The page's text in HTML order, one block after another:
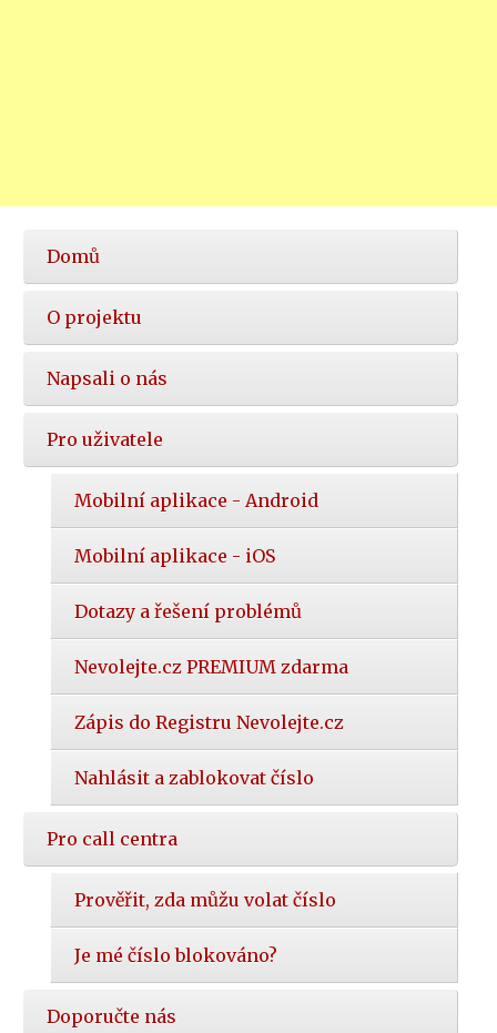
Hlavní
nabídka
Domů
O projektu
Napsali o nás
Pro uživatele
Mobilní aplikace - Android
Mobilní aplikace - iOS
Dotazy a řešení problémů
Nevolejte.cz PREMIUM zdarma
Zápis do Registru Nevolejte.cz
Nahlásit a zablokovat číslo
Pro call centra
Prověřit, zda můžu volat číslo
Je mé číslo blokováno?
Doporučte nás